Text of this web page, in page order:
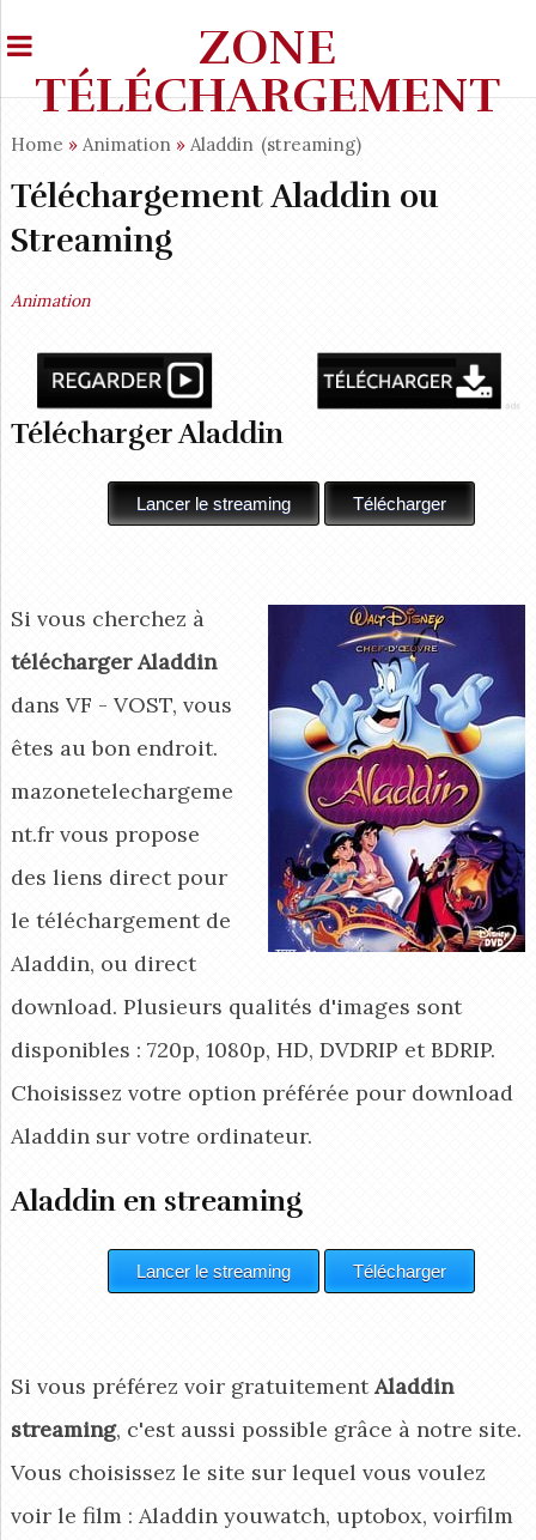
ZONE
TÉLÉCHARGEMENT
Home » Animation » Aladdin (streaming)
Téléchargement Aladdin ou
Streaming
Animation
Télécharger Aladdin
Si vous cherchez à
télécharger Aladdin
dans VF - VOST, vous
êtes au bon endroit.
mazonetelechargeme
nt.fr vous propose
des liens direct pour
le téléchargement de
Aladdin, ou direct
download. Plusieurs qualités d'images sont
disponibles : 720p, 1080p, HD, DVDRIP et BDRIP.
Choisissez votre option préférée pour download
Aladdinsur votre ordinateur.
Aladdin en streaming
Si vous préférez voir gratuitementAladdin
streaming, c'est aussi possible grâce à notre site.
Vous choisissez le site sur lequel vous voulez
voir le film : Aladdin youwatch, uptobox, voirfilm